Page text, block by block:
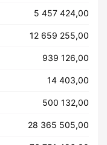
5 457 424,00
12 659 255,00
939 126,00
14 403,00
500 132,00
28 365 505,00